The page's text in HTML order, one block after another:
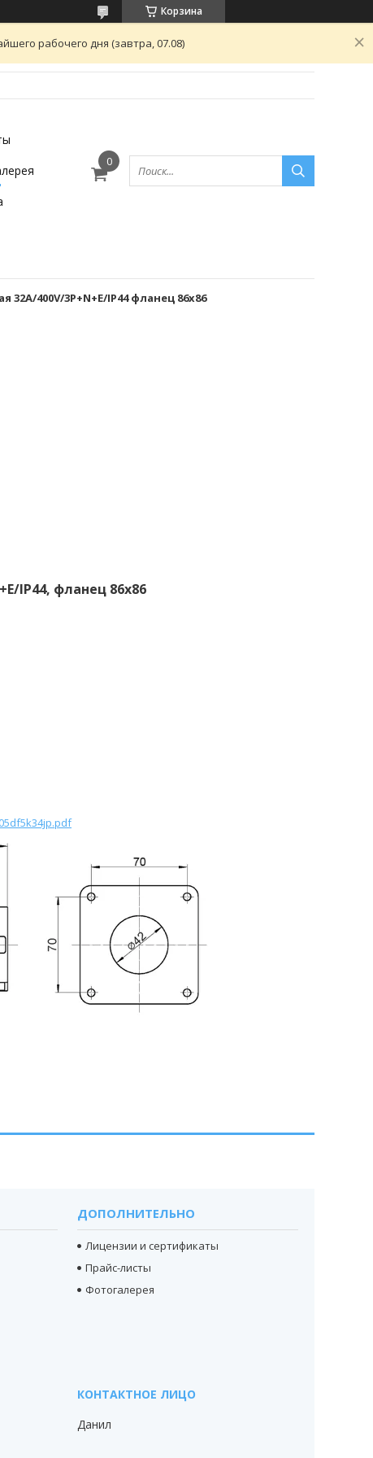
Корзина
рабочего дня (завтра, 07.08)
32A/400V/3P+N+E/IP44 фланец 86x86
IP44, фланец 86x86
ДОПОЛНИТЕЛЬНО
Лицензии и сертификаты
Прайс-листы
Фотогалерея
Данил